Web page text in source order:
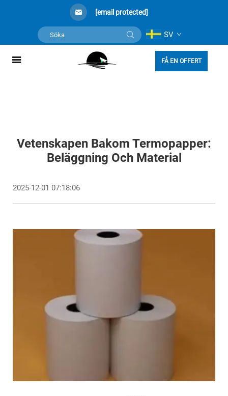
[email protected]
SV
FÅ EN OFFERT
Vetenskapen Bakom Termopapper:
Beläggning Och Material
2025-12-01 07:18:06